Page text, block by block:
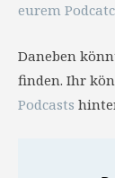
eurem
Daneben
finden. Ihr
Podcasts